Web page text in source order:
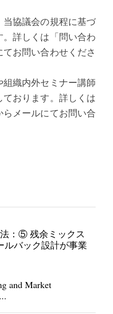
当協議会の規程に基づ
。詳しくは「問い合わ
お問い合わせくださ
組織内外セミナー講師
おります。詳しくは
らメールにてお問い合
：⑤ 残余ミックス
ルバック設計が事業
and Market